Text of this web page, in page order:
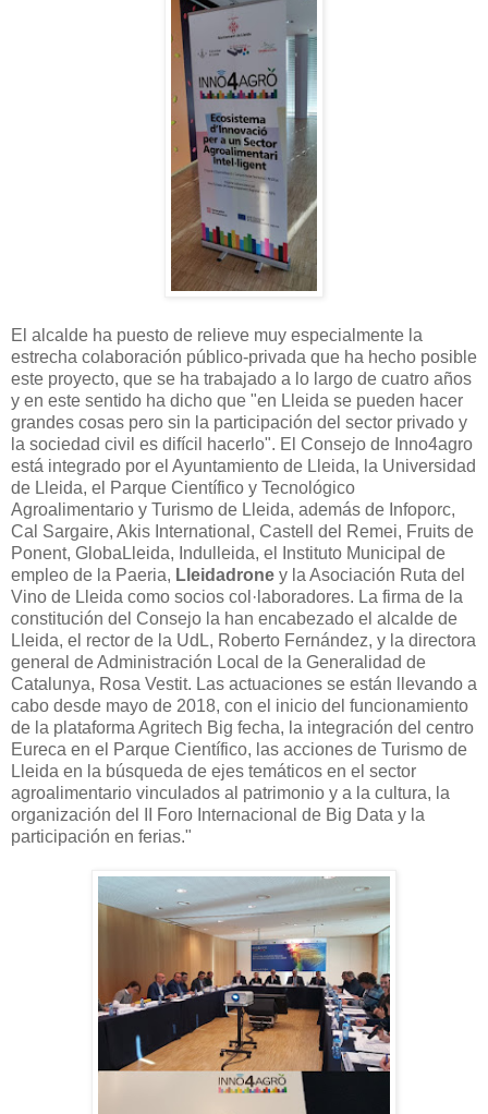
El alcalde ha puesto de relieve muy especialmente la
estrecha colaboración público-privada que ha hecho posible
este proyecto, que se ha trabajado a lo largo de cuatro años
y en este sentido ha dicho que "en Lleida se pueden hacer
grandes cosas pero sin la participación del sector privado y
la sociedad civil es difícil hacerlo". El Consejo de Inno4agro
está integrado por el Ayuntamiento de Lleida, la Universidad
de Lleida, el Parque Científico y Tecnológico
Agroalimentario y Turismo de Lleida, además de Infoporc,
Cal Sargaire, Akis International, Castell del Remei, Fruits de
Ponent, GlobaLleida, Indulleida, el Instituto Municipal de
empleo de la Paeria, Lleidadrone y la Asociación Ruta del
Vino de Lleida como socios col·laboradores. La firma de la
constitución del Consejo la han encabezado el alcalde de
Lleida, el rector de la UdL, Roberto Fernández, y la directora
general de Administración Local de la Generalidad de
Catalunya, Rosa Vestit. Las actuaciones se están llevando a
cabo desde mayo de 2018, con el inicio del funcionamiento
de la plataforma Agritech Big fecha, la integración del centro
Eureca en el Parque Científico, las acciones de Turismo de
Lleida en la búsqueda de ejes temáticos en el sector
agroalimentario vinculados al patrimonio y a la cultura, la
organización del II Foro Internacional de Big Data y la
participación en ferias."